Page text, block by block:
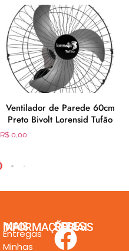
Ventilador de Parede 60cm
Preto Bivolt Lorensid Tufão
R$ 0,00
MAIS INFORMAÇÕES
Entregas
Minhas
REDES SOCIAIS